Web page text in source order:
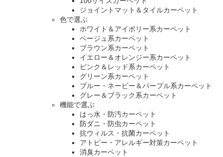
ジョイントマット＆タイルカーペット
色で選ぶ
ホワイト＆アイボリー系カーペット
ベージュ系カーペット
ブラウン系カーペット
イエロー＆オレンジー系カーペット
ピンク＆レッド系カーペット
グリーン系カーペット
ブルー・ネービー＆パープル系カーペット
グレー＆ブラック系カーペット
機能で選ぶ
はっ水・防汚カーペット
防ダニ・防虫カーペット
抗ウィルス・抗菌カーペット
アトピー・アレルギー対策カーペット
消臭カーペット